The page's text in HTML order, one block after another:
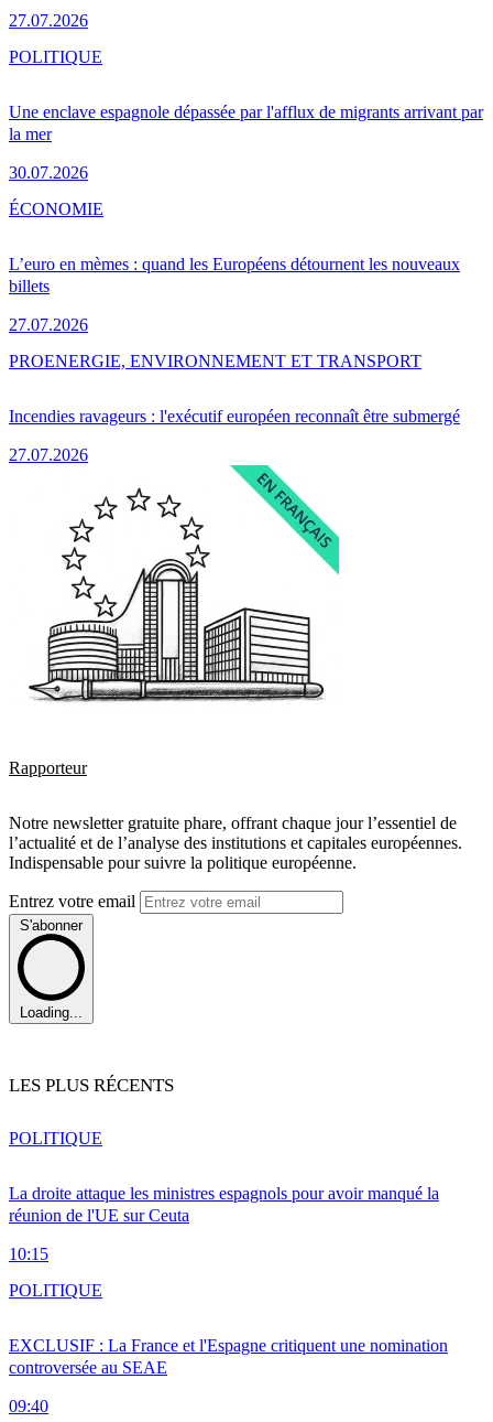
27.07.2026
Une enclave espagnole dépassée par l'afflux de migrants arrivant par
la mer
30.07.2026
POLITIQUE
L’euro en mèmes : quand les Européens détournent les nouveaux
billets
27.07.2026
ÉCONOMIE
Incendies ravageurs : l'exécutif européen reconnaît être submergé
27.07.2026
PROENERGIE, ENVIRONNEMENT ET TRANSPORT
Rapporteur
Notre newsletter gratuite phare, offrant chaque jour l’essentiel de
l’actualité et de l’analyse des institutions et capitales européennes.
Indispensable pour suivre la politique européenne.
Entrez votre email
S'abonner
Loading...
LES PLUS RÉCENTS
La droite attaque les ministres espagnols pour avoir manqué la
réunion de l'UE sur Ceuta
10:15
POLITIQUE
EXCLUSIF : La France et l'Espagne critiquent une nomination
controversée au SEAE
09:40
POLITIQUE